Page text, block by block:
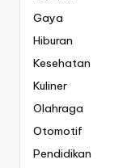
Gaya
Hiburan
Kesehatan
Kuliner
Olahraga
Otomotif
Pendidikan